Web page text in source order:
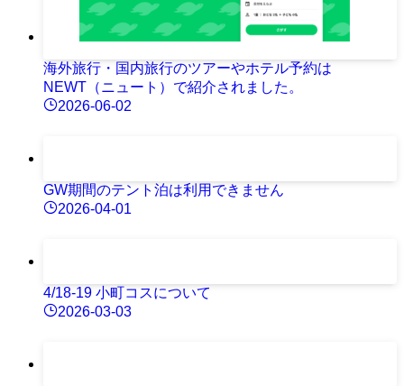
海外旅行・国内旅行のツアーやホテル予約は
NEWT（ニュート）で紹介されました。
2026-06-02
GW期間のテント泊は利用できません
2026-04-01
4/18-19 小町コスについて
2026-03-03